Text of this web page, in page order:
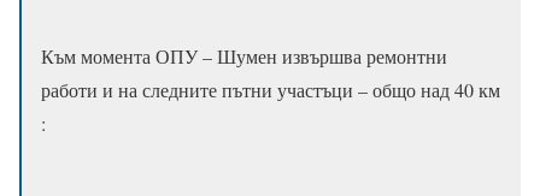
Към момента ОПУ – Шумен извършва ремонтни
работи и на следните пътни участъци – общо над 40 км
: